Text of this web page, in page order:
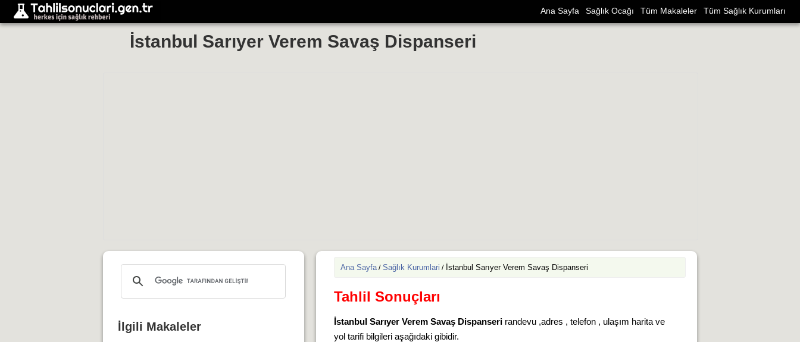
Ana Sayfa Sağlık Ocağı Tüm Makaleler Tüm Sağlık Kurumları
İstanbul Sarıyer Verem Savaş Dispanseri
Ana Sayfa / Sağlık Kurumlari / İstanbul Sarıyer Verem Savaş Dispanseri
Tahlil Sonuçları
İstanbul Sarıyer Verem Savaş Dispanserirandevu ,adres , telefon , ulaşım harita ve
yol tarifi bilgileri aşağıdaki gibidir.
İlgili Makaleler